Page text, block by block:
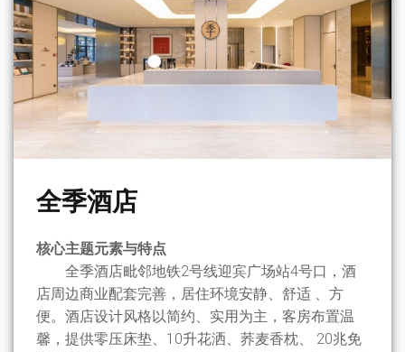
全季酒店
核心主题元素与特点
全季酒店毗邻地铁2号线迎宾广场站4号口，酒
店周边商业配套完善，居住环境安静、舒适 、方
便。酒店设计风格以简约、实用为主，客房布置温
馨，提供零压床垫、10升花洒、荞麦香枕、 20兆免